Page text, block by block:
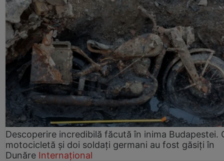
Descoperire incredibilă făcută în inima Budapestei.
motocicletă și doi soldați germani au fost găsiți în
Dunăre Internațional